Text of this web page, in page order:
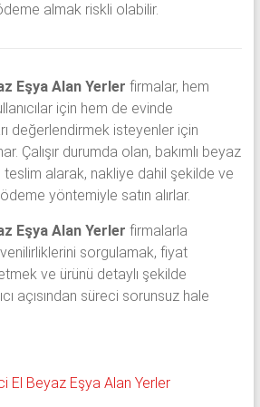
almak riskli olabilir.
Eşya Alan Yerler firmalar, hem
için hem de evinde
değerlendirmek isteyenler için
Çalışır durumda olan, bakımlı beyaz
teslim alarak, nakliye dahil şekilde ve
yöntemiyle satın alırlar.
Eşya Alan Yerler firmalarla
sorgulamak, fiyat
ve ürünü detaylı şekilde
açısından süreci sorunsuz hale
El Beyaz Eşya Alan Yerler